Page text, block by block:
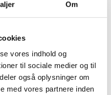
Om
vores indhold og
til sociale medier og til
også oplysninger om
med vores partnere inden